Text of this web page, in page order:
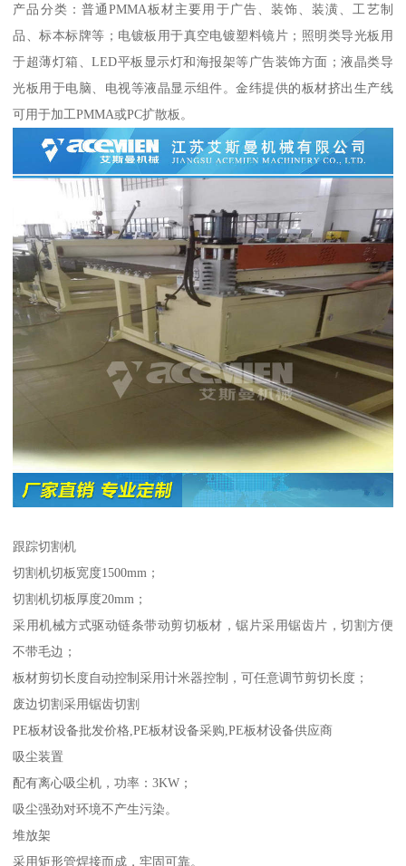
产品分类：普通PMMA板材主要用于广告、装饰、装潢、工艺制
品、标本标牌等；电镀板用于真空电镀塑料镜片；照明类导光板用
于超薄灯箱、LED平板显示灯和海报架等广告装饰方面；液晶类导
光板用于电脑、电视等液晶显示组件。金纬提供的板材挤出生产线
可用于加工PMMA或PC扩散板。
跟踪切割机
切割机切板宽度1500mm；
切割机切板厚度20mm；
采用机械方式驱动链条带动剪切板材，锯片采用锯齿片，切割方便
不带毛边；
板材剪切长度自动控制采用计米器控制，可任意调节剪切长度；
废边切割采用锯齿切割
PE板材设备批发价格,PE板材设备采购,PE板材设备供应商
吸尘装置
配有离心吸尘机，功率：3KW；
吸尘强劲对环境不产生污染。
堆放架
采用矩形管焊接而成，牢固可靠。